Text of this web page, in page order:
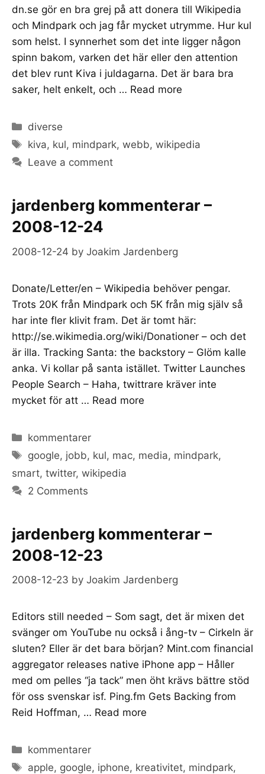
dn.se gör en bra grej på att donera till Wikipedia
och Mindpark och jag får mycket utrymme. Hur kul
som helst. I synnerhet som det inte ligger någon
spinn bakom, varken det här eller den attention
det blev runt Kiva i juldagarna. Det är bara bra
saker, helt enkelt, och … Read more
Categories
diverse
Tags
kiva, kul, mindpark,webb,wikipedia
Leave a comment
jardenberg kommenterar –
2008-12-24
2008-12-24 by Joakim Jardenberg
Donate/Letter/en – Wikipedia behöver pengar.
Trots 20K från Mindpark och 5K från mig själv så
har inte fler klivit fram. Det är tomt här:
http://se.wikimedia.org/wiki/Donationer – och det
är illa. Tracking Santa: the backstory – Glöm kalle
anka. Vi kollar på santa istället. Twitter Launches
People Search – Haha, twittrare kräver inte
mycket för att … Read more
Categories
kommentarer
Tags
google, jobb, kul, mac, media, mindpark,
smart, twitter, wikipedia
2 Comments
jardenberg kommenterar –
2008-12-23
2008-12-23 by Joakim Jardenberg
Editors still needed – Som sagt, det är mixen det
svänger om YouTube nu också i ång-tv – Cirkeln är
sluten? Eller är det bara början? Mint.com financial
aggregator releases native iPhone app – Håller
med om pelles “ja tack” men öht krävs bättre stöd
för oss svenskar isf. Ping.fm Gets Backing from
Reid Hoffman, … Read more
Categories
kommentarer
Tags
apple, google, iphone, kreativitet, mindpark,